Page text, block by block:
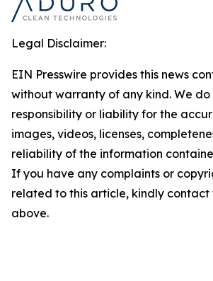
Legal Disclaimer:
EIN Presswire provides this news
without warranty of any kind. We
responsibility or liability for the
images, videos, licenses,
reliability of the information
If you have any complaints or
related to this article, kindly contact
above.